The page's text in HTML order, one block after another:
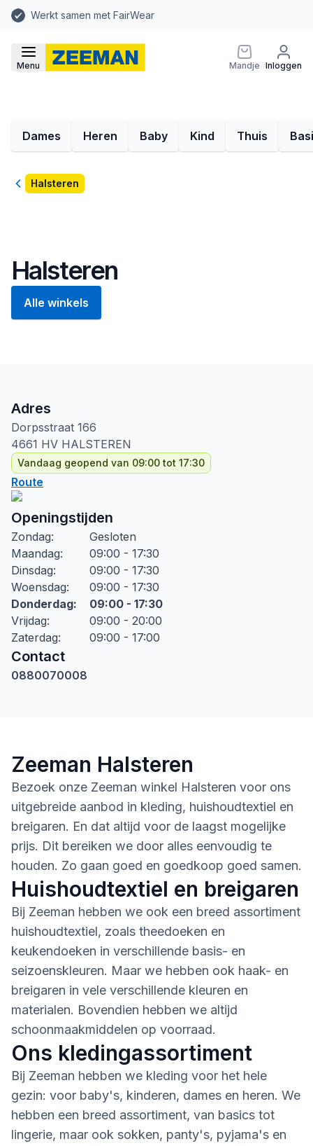
Werkt samen met FairWear
Menu Mandje Inloggen
Dames Heren Baby Kind Thuis
TerugHalsteren
Halsteren
Alle winkels
Adres
Dorpsstraat 166
4661 HV HALSTEREN
Vandaag geopend van 09:00 tot 17:30
Route
Openingstijden
Zondag:
Gesloten
Maandag:
09:00 - 17:30
Dinsdag:
09:00 - 17:30
Woensdag:
09:00 - 17:30
Donderdag:
09:00 - 17:30
Vrijdag:
09:00 - 20:00
Zaterdag: 09:00 - 17:00
Contact
0880070008
Zeeman Halsteren
Bezoek onze Zeeman winkel Halsteren voor ons
uitgebreide aanbod in kleding, huishoudtextiel en
breigaren. En dat altijd voor de laagst mogelijke
prijs. Dit bereiken we door alles eenvoudig te
houden. Zo gaan goed en goedkoop goed samen.
Huishoudtextiel en breigaren
Bij Zeeman hebben we ook een breed assortiment
huishoudtextiel, zoals theedoeken en
keukendoeken in verschillende basis- en
seizoenskleuren. Maar we hebben ook haak- en
breigaren in vele verschillende kleuren en
materialen. Bovendien hebben we altijd
schoonmaakmiddelen op voorraad.
Ons kledingassortiment
Bij Zeeman hebben we kleding voor het hele
gezin: voor baby's, kinderen, dames en heren. We
hebben een breed assortiment, van basics tot
lingerie, maar ook sokken, panty's, pyjama's en